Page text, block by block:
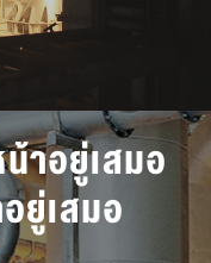
าอยู่เสมอ
ยู่เสมอ